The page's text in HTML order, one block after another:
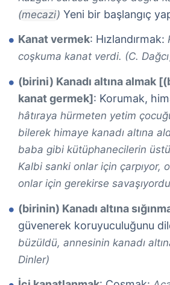
(mecazi) Yeni bir başlangıç
Kanat vermek: Hızlandırmak:
coşkuma kanat verdi. (C.
(birini) Kanadı altına almak
kanat germek]: Korumak,
hâtıraya hürmeten yetim
bilerek himaye kanadı altına
baba gibi kütüphanecilerin
Kalbi sanki onlar için çarpıyor,
onlar için gerekirse
(birinin) Kanadı altına
güvenerek koruyuculuğunu
büzüldü, annesinin kanadı
Dinler)